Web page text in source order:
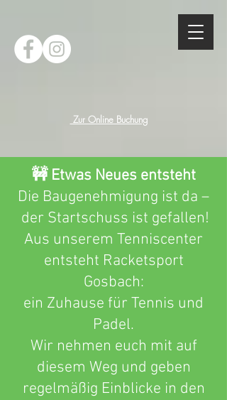
Zur Online Buchung
🚧 Etwas Neues entsteht
Die Baugenehmigung ist da –
der Startschuss ist gefallen!
Aus unserem Tenniscenter
entsteht Racketsport
Gosbach:
ein Zuhause für Tennis und
Padel.
Wir nehmen euch mit auf
diesem Weg und geben
regelmäßig Einblicke in den